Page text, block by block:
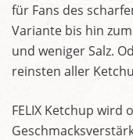
für Fans des
Variante bis hin
und weniger Salz.
reinsten aller
FELIX Ketchup